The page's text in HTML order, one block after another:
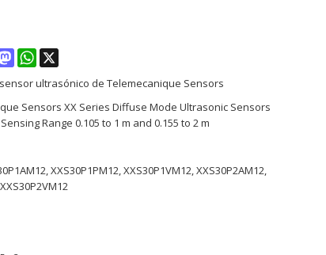
MastodonWhatsApp
ultrasónico de Telemecanique Sensors
Sensors XX Series Diffuse Mode Ultrasonic Sensors
Range 0.105 to 1 m and 0.155 to 2 m
XXS30P1PM12, XXS30P1VM12, XXS30P2AM12,